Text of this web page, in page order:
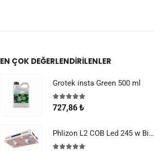
EN ÇOK DEĞERLENDIRILENLER
Grotek insta Green 500 ml
5.00 5 üzerinden
727,86 ₺
Phlizon L2 COB Led 245 w Bitki Yetiştirme Lambası